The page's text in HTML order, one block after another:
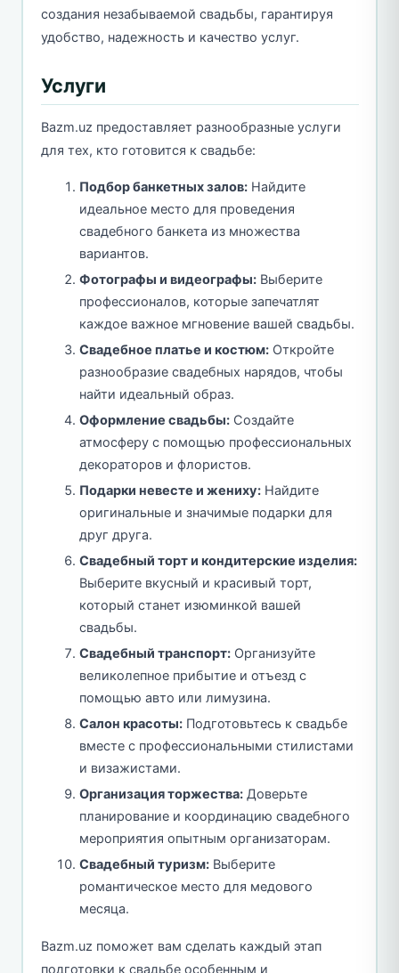
создания незабываемой свадьбы, гарантируя
удобство, надежность и качество услуг.
Услуги
Bazm.uz предоставляет разнообразные услуги
для тех, кто готовится к свадьбе:
Подбор банкетных залов: Найдите
идеальное место для проведения
свадебного банкета из множества
вариантов.
Фотографы и видеографы: Выберите
профессионалов, которые запечатлят
каждое важное мгновение вашей свадьбы.
Свадебное платье и костюм: Откройте
разнообразие свадебных нарядов, чтобы
найти идеальный образ.
Оформление свадьбы: Создайте
атмосферу с помощью профессиональных
декораторов и флористов.
Подарки невесте и жениху: Найдите
оригинальные и значимые подарки для
друг друга.
Свадебный торт и кондитерские изделия:
Выберите вкусный и красивый торт,
который станет изюминкой вашей
свадьбы.
Свадебный транспорт: Организуйте
великолепное прибытие и отъезд с
помощью авто или лимузина.
Салон красоты: Подготовьтесь к свадьбе
вместе с профессиональными стилистами
и визажистами.
Организация торжества: Доверьте
планирование и координацию свадебного
мероприятия опытным организаторам.
Свадебный туризм: Выберите
романтическое место для медового
месяца.
Bazm.uz поможет вам сделать каждый этап
подготовки к свадьбе особенным и